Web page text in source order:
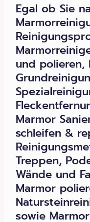
Egal ob Sie
und polieren,
Marmor
schleifen &
Treppen,
Wände und
Marmor
sowie